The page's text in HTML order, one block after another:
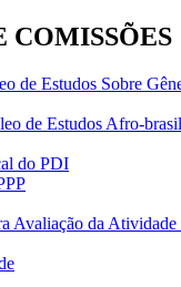
COMISSÕES
de Estudos Sobre
de Estudos Afro-
do PDI
Avaliação da